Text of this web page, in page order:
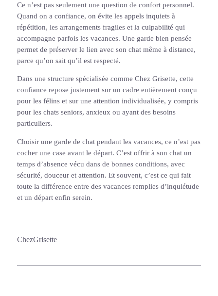
Ce n’est pas seulement une question de confort personnel.
Quand on a confiance, on évite les appels inquiets à
répétition, les arrangements fragiles et la culpabilité qui
accompagne parfois les vacances. Une garde bien pensée
permet de préserver le lien avec son chat même à distance,
parce qu’on sait qu’il est respecté.
Dans une structure spécialisée comme Chez Grisette, cette
confiance repose justement sur un cadre entièrement conçu
pour les félins et sur une attention individualisée, y compris
pour les chats seniors, anxieux ou ayant des besoins
particuliers.
Choisir une garde de chat pendant les vacances, ce n’est pas
cocher une case avant le départ. C’est offrir à son chat un
temps d’absence vécu dans de bonnes conditions, avec
sécurité, douceur et attention. Et souvent, c’est ce qui fait
toute la différence entre des vacances remplies d’inquiétude
et un départ enfin serein.
ChezGrisette